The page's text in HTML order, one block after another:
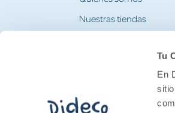
Tu
En
Nuestras tiendas
Tarjeta Regalo Dideco